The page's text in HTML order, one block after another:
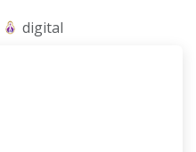
digital